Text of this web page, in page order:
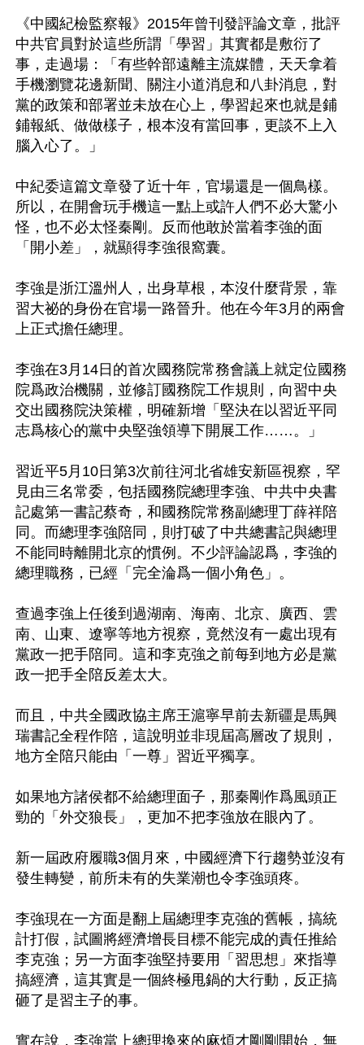
《中國紀檢監察報》2015年曾刊發評論文章，批評
中共官員對於這些所謂「學習」其實都是敷衍了
事，走過場：「有些幹部遠離主流媒體，天天拿着
手機瀏覽花邊新聞、關注小道消息和八卦消息，對
黨的政策和部署並未放在心上，學習起來也就是鋪
鋪報紙、做做樣子，根本沒有當回事，更談不上入
腦入心了。」
中紀委這篇文章發了近十年，官場還是一個鳥樣。
所以，在開會玩手機這一點上或許人們不必大驚小
怪，也不必太怪秦剛。反而他敢於當着李強的面
「開小差」，就顯得李強很窩囊。
李強是浙江溫州人，出身草根，本沒什麼背景，靠
習大祕的身份在官場一路晉升。他在今年3月的兩會
上正式擔任總理。
李強在3月14日的首次國務院常務會議上就定位國務
院爲政治機關，並修訂國務院工作規則，向習中央
交出國務院決策權，明確新增「堅決在以習近平同
志爲核心的黨中央堅強領導下開展工作……。」
習近平5月10日第3次前往河北省雄安新區視察，罕
見由三名常委，包括國務院總理李強、中共中央書
記處第一書記蔡奇，和國務院常務副總理丁薛祥陪
同。而總理李強陪同，則打破了中共總書記與總理
不能同時離開北京的慣例。不少評論認爲，李強的
總理職務，已經「完全淪爲一個小角色」。
查過李強上任後到過湖南、海南、北京、廣西、雲
南、山東、遼寧等地方視察，竟然沒有一處出現有
黨政一把手陪同。這和李克強之前每到地方必是黨
政一把手全陪反差太大。
而且，中共全國政協主席王滬寧早前去新疆是馬興
瑞書記全程作陪，這說明並非現屆高層改了規則，
地方全陪只能由「一尊」習近平獨享。
如果地方諸侯都不給總理面子，那秦剛作爲風頭正
勁的「外交狼長」，更加不把李強放在眼內了。
新一屆政府履職3個月來，中國經濟下行趨勢並沒有
發生轉變，前所未有的失業潮也令李強頭疼。
李強現在一方面是翻上屆總理李克強的舊帳，搞統
計打假，試圖將經濟增長目標不能完成的責任推給
李克強；另一方面李強堅持要用「習思想」來指導
搞經濟，這其實是一個終極甩鍋的大行動，反正搞
砸了是習主子的事。
實在說，李強當上總理換來的麻煩才剛剛開始，無